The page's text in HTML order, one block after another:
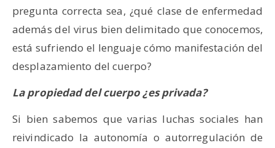
pregunta correcta sea, ¿qué clase de enfermedad
además del virus bien delimitado que conocemos,
está sufriendo el lenguaje cómo manifestación del
desplazamiento del cuerpo?
La propiedad del cuerpo ¿es privada?
Si bien sabemos que varias luchas sociales han
reivindicado la autonomía o autorregulación de